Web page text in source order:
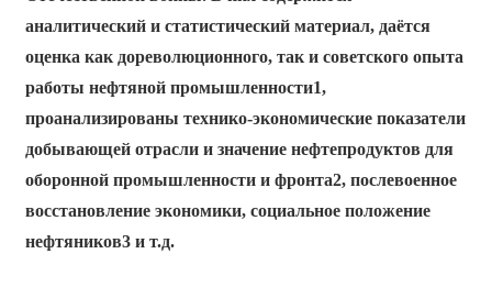
аналитический и статистический материал, даётся
оценка как дореволюционного, так и советского опыта
работы нефтяной промышленности1,
проанализированы технико-экономические показатели
добывающей отрасли и значение нефтепродуктов для
оборонной промышленности и фронта2, послевоенное
восстановление экономики, социальное положение
нефтяников3 и т.д.